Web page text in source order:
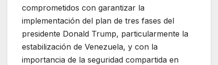
comprometidos con garantizar la
implementación del plan de tres fases del
presidente Donald Trump, particularmente la
estabilización de Venezuela, y con la
importancia de la seguridad compartida en